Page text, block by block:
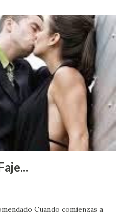
Cuando comienzas a